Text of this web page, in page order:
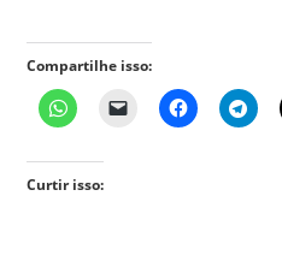
Compartilhe isso:
Curtir isso: